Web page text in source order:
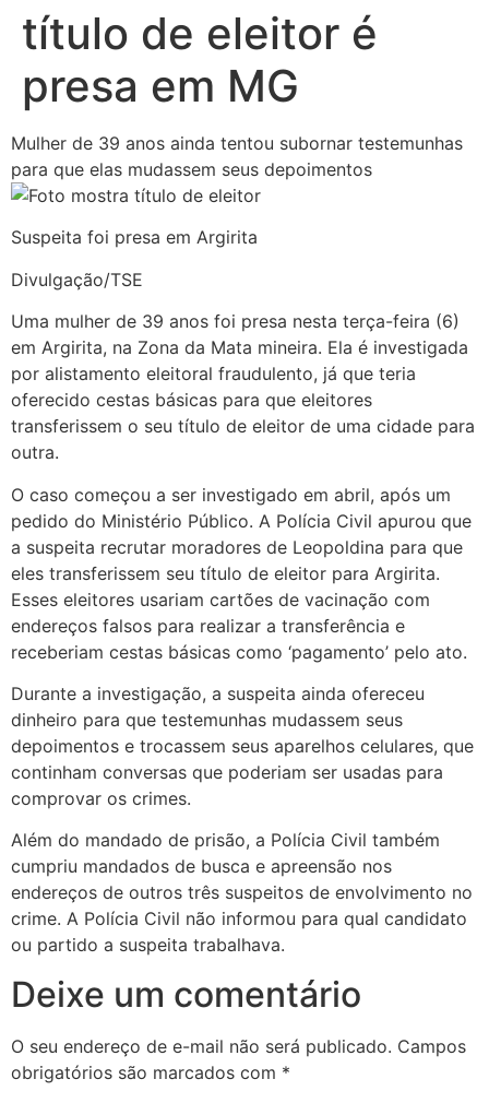
título de eleitor é
presa em MG
Mulher de 39 anos ainda tentou subornar testemunhas
para que elas mudassem seus depoimentos
Suspeita foi presa em Argirita
Divulgação/TSE
Uma mulher de 39 anos foi presa nesta terça-feira (6)
em Argirita, na Zona da Mata mineira. Ela é investigada
por alistamento eleitoral fraudulento, já que teria
oferecido cestas básicas para que eleitores
transferissem o seu título de eleitor de uma cidade para
outra.
O caso começou a ser investigado em abril, após um
pedido do Ministério Público. A Polícia Civil apurou que
a suspeita recrutar moradores de Leopoldina para que
eles transferissem seu título de eleitor para Argirita.
Esses eleitores usariam cartões de vacinação com
endereços falsos para realizar a transferência e
receberiam cestas básicas como ‘pagamento’ pelo ato.
Durante a investigação, a suspeita ainda ofereceu
dinheiro para que testemunhas mudassem seus
depoimentos e trocassem seus aparelhos celulares, que
continham conversas que poderiam ser usadas para
comprovar os crimes.
Além do mandado de prisão, a Polícia Civil também
cumpriu mandados de busca e apreensão nos
endereços de outros três suspeitos de envolvimento no
crime. A Polícia Civil não informou para qual candidato
ou partido a suspeita trabalhava.
Deixe um comentário
O seu endereço de e-mail não será publicado. Campos
obrigatórios são marcados com *